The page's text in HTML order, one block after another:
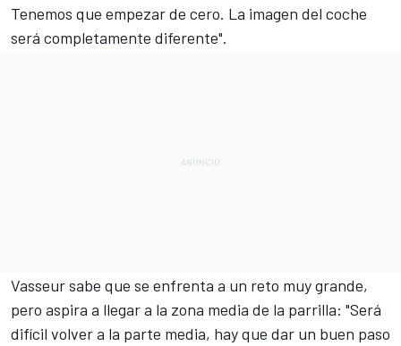
Tenemos que empezar de cero. La imagen del coche
será completamente diferente".
Vasseur sabe que se enfrenta a un reto muy grande,
pero aspira a llegar a la zona media de la parrilla: "Será
difícil volver a la parte media, hay que dar un buen paso